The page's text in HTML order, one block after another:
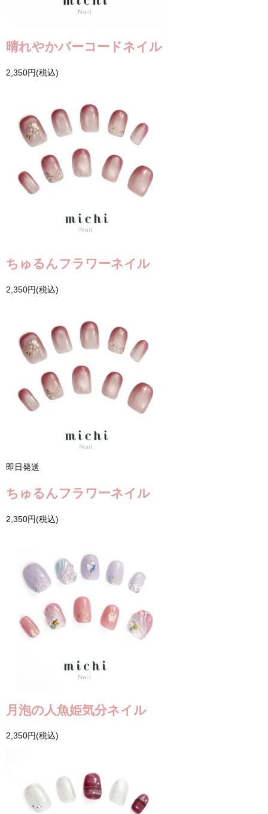
晴れやかバーコードネイル
2,350円(税込)
ちゅるんフラワーネイル
2,350円(税込)
即日発送
ちゅるんフラワーネイル
2,350円(税込)
月泡の人魚姫気分ネイル
2,350円(税込)